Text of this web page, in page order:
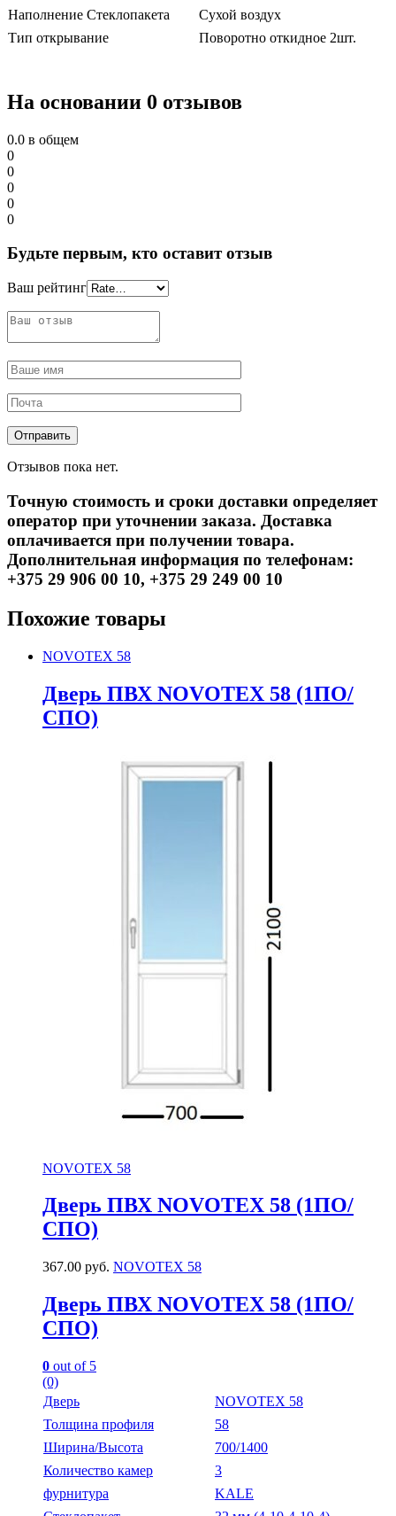
Наполнение Стеклопакета
Сухой воздух
Тип открывание
Поворотно откидное 2шт.
На основании 0 отзывов
0.0 в общем
0
0
0
0
0
Будьте первым, кто оставит отзыв
Ваш рейтинг
Отзывов пока нет.
Точную стоимость и сроки доставки определяет
оператор при уточнении заказа. Доставка
оплачивается при получении товара.
Дополнительная информация по телефонам:
+375 29 906 00 10, +375 29 249 00 10
Похожие товары
NOVOTEX 58
Дверь ПВХ NOVOTEX 58 (1ПО/
СПО)
NOVOTEX 58
Дверь ПВХ NOVOTEX 58 (1ПО/
СПО)
367.00 руб. NOVOTEX 58
Дверь ПВХ NOVOTEX 58 (1ПО/
СПО)
0 out of 5
(0)
Дверь
NOVOTEX 58
Толщина профиля
58
Ширина/Высота
700/1400
Количество камер
3
фурнитура
KALE